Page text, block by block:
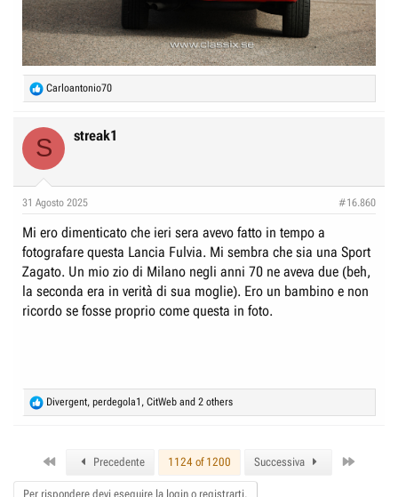
R
e
c
t
s
Carloantonio70
S streak1
31 Agosto 2025 #16.860
Mi ero dimenticato che ieri sera avevo fatto in tempo a
fotografare questa Lancia Fulvia. Mi sembra che sia una Sport
Zagato. Un mio zio di Milano negli anni 70 ne aveva due (beh,
la seconda era in verità di sua moglie). Ero un bambino e non
ricordo se fosse proprio come questa in foto.
R
e
t
o
Divergent, perdegola1 , CitWeb and 2 others
Precedente 1124 of 1200 Successiva
Per rispondere devi eseguire la login o registrarti.